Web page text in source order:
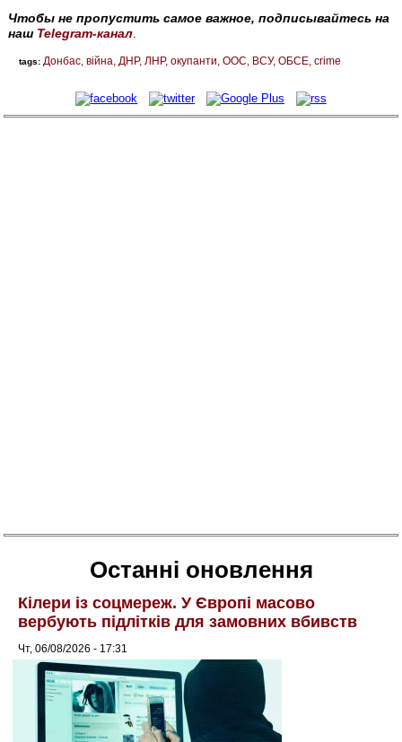
Чтобы не пропустить самое важное, подписывайтесь на
наш Telegram-канал
tags: Донбас війна ДНР ЛНР окупанти ООС ВСУ ОБСЕ crime
Останні оновлення
Кілери із соцмереж. У Європі масово
вербують підлітків для замовних вбивств
Чт, 06/08/2026 - 17:31